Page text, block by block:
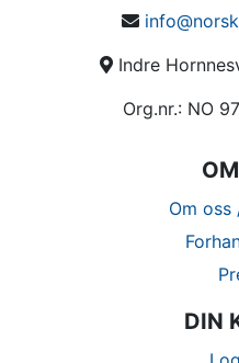
Indre
Org.nr.: NO
Om oss
DIN